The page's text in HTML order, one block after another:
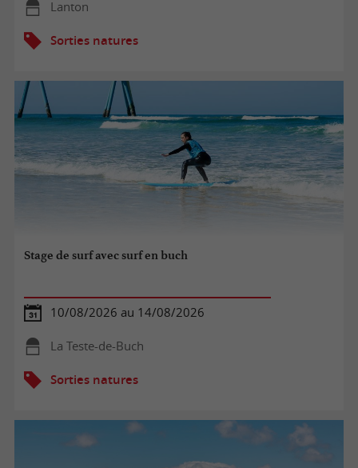
Lanton
Sorties natures
Stage de surf avec surf en buch
10/08/2026 au 14/08/2026
La Teste-de-Buch
Sorties natures